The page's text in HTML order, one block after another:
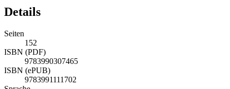
Details
Seiten
152
ISBN (PDF)
9783990307465
ISBN (ePUB)
9783991111702